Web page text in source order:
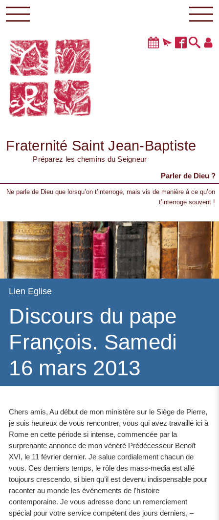
Fraternité Saint Jean-Baptiste
Préparez les chemins du Seigneur
Parler de Dieu ?
Ne parle de Dieu que lorsqu’on t’interroge, mais vis de manière à ce qu’on
t’interroge souvent !
Lien Eglise
Discours du pape
François. Samedi
16 mars 2013
Chers amis, Au début de mon ministère sur le Siège de Pierre,
je suis heureux de vous rencontrer, vous qui avez travaillé ici à
Rome en cette période si intense, commencée par la
surprenante annonce de mon vénéré Prédécesseur Benoît
XVI, le 11 février dernier. Je salue cordialement chacun de
vous. Ces derniers temps, le rôle des mass-media est allé
toujours crescendo, si bien qu’il est devenu indispensable pour
raconter au monde les événements de l’histoire
contemporaine. Je vous adresse donc un remerciement
spécial pour votre service compétent des jours derniers, –